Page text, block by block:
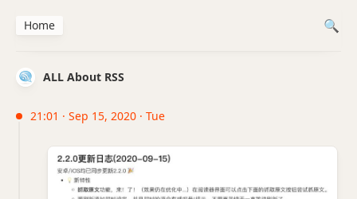
ALL About RSS
21:01 · Sep 15, 2020 · Tue
Home